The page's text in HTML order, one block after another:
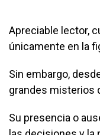
Apreciable lector,
únicamente en la
Sin embargo,
grandes misterios
Su presencia o